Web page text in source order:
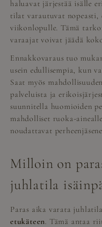
haluavat järjestää isälle
tilat varautuvat nopeasti,
viikonlopulle. Tämä
varaajat voivat jäädä
Ennakkovaraus tuo
usein edullisempia, kun
Saat myös
palveluista ja
suunnitella huomioiden
mahdolliset ruoka-
noudattavat
Milloin on
juhlatila
Paras aika varata
etukäteen. Tämä antaa